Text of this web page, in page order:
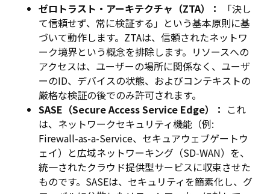
ゼロトラスト・アーキテクチャ（ZTA）：
「決し
て信頼せず、常に検証する」という基本原則に基
づいて動作します。ZTAは、信頼されたネットワ
ーク境界という概念を排除します。リソースへの
アクセスは、ユーザーの場所に関係なく、ユーザ
ーのID、デバイスの状態、およびコンテキストの
厳格な検証の後でのみ許可されます。
SASE（Secure Access Service Edge）： これ
は、ネットワークセキュリティ機能（例:
Firewall-as-a-Service、セキュアウェブゲートウ
ェイ）と広域ネットワーキング（SD-WAN）を、
統一されたクラウド提供型サービスに収束させた
ものです。SASEは、セキュリティを簡素化し、グ